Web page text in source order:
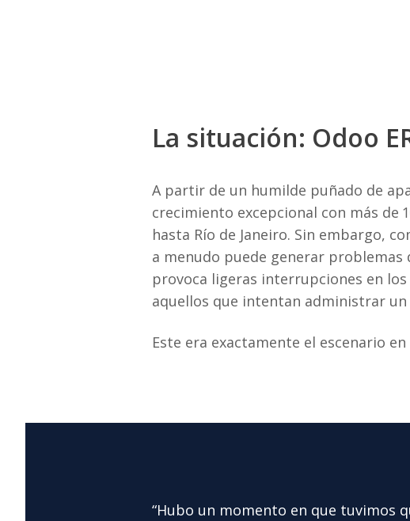
La situación: Odoo
A partir de un humilde puñado de
crecimiento excepcional con más de
hasta Río de Janeiro. Sin embargo,
a menudo puede generar
provoca ligeras interrupciones en
aquellos que intentan administrar un
Este era exactamente el escenario
“Hubo un momento en que tuvimos